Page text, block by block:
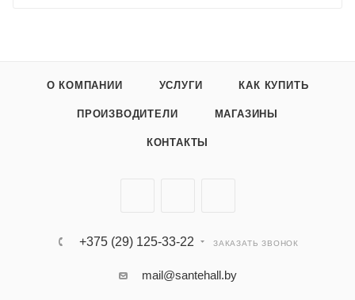
О КОМПАНИИ УСЛУГИ КАК КУПИТЬ
ПРОИЗВОДИТЕЛИ МАГАЗИНЫ
КОНТАКТЫ
+375 (29) 125-33-22 ЗАКАЗАТЬ ЗВОНОК
mail@santehall.by